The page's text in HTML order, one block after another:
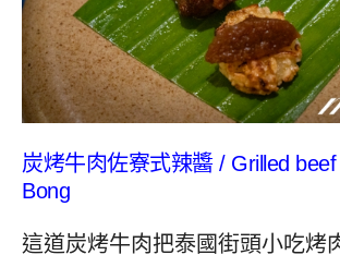
炭烤牛肉佐寮式辣醬 / Grilled
Bong
這道炭烤牛肉把泰國街頭小吃烤